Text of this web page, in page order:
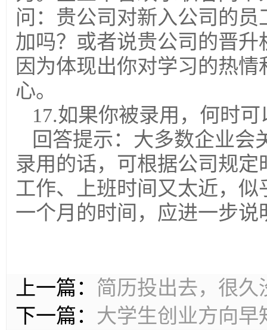
问：贵公司对新入公司的
加吗？或者说贵公司的晋
因为体现出你对学习的热
心。
17.如果你被录用，何时
回答提示：大多数企业会
录用的话，可根据公司规
工作、上班时间又太近，
一个月的时间，应进一步
上一篇： 简历投出去，很
下一篇： 大学生创业方向早